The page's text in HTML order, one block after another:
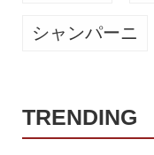
シャンパーニ
TRENDING